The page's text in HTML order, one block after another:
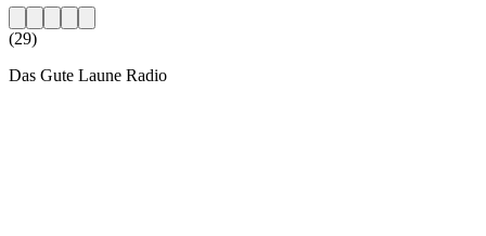
(29)
Das Gute Laune Radio